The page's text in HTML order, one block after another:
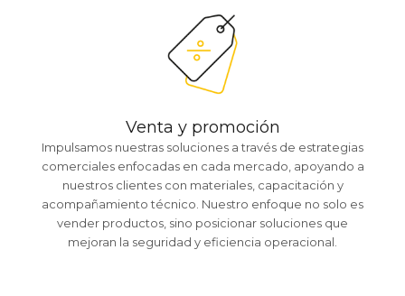
Venta y promoción
Impulsamos nuestras soluciones a través de estrategias
comerciales enfocadas en cada mercado, apoyando a
nuestros clientes con materiales, capacitación y
acompañamiento técnico. Nuestro enfoque no solo es
vender productos, sino posicionar soluciones que
mejoran la seguridad y eficiencia operacional.